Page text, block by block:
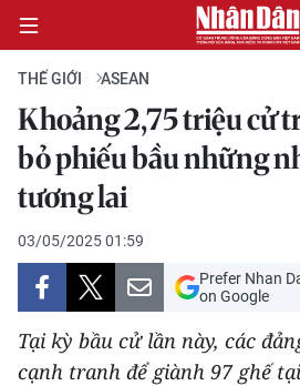
CHÍNH TRỊ
KINH TẾ
VĂN HÓA
XÃ HỘI
PHÁP LUẬT
THẾ GIỚI ASEAN
Khoảng 2,75 triệu cử
bỏ phiếu bầu những
tương lai
03/05/2025 01:59
Prefer Nhan
on Google
Tại kỳ bầu cử lần này, các
cạnh tranh để giành 97 ghế